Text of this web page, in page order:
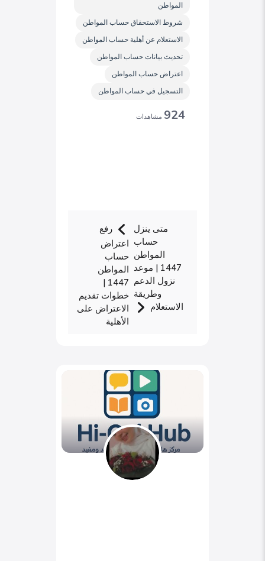
المواطن
شروط الاستحقاق حساب المواطن
الاستعلام عن أهلية حساب المواطن
تحديث بيانات حساب المواطن
اعتراض حساب المواطن
التسجيل في حساب المواطن
924 مشاهدات
رفع
اعتراض
حساب
المواطن
1447 |
خطوات تقديم
الاعتراض على
الأهلية
متى ينزل
حساب
المواطن
1447 | موعد
نزول الدعم
وطريقة
الاستعلام